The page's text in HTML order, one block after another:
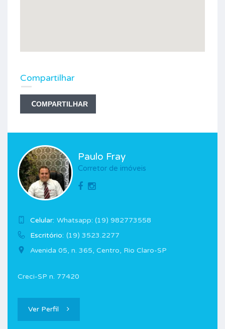
Compartilhar
COMPARTILHAR
Paulo Fray
Corretor de imóveis
Celular: Whatsapp: (19) 982773558
Escritório: (19) 3523.2277
Avenida 05, n. 365, Centro, Rio Claro-SP
Creci-SP n. 77420
Ver Perfil